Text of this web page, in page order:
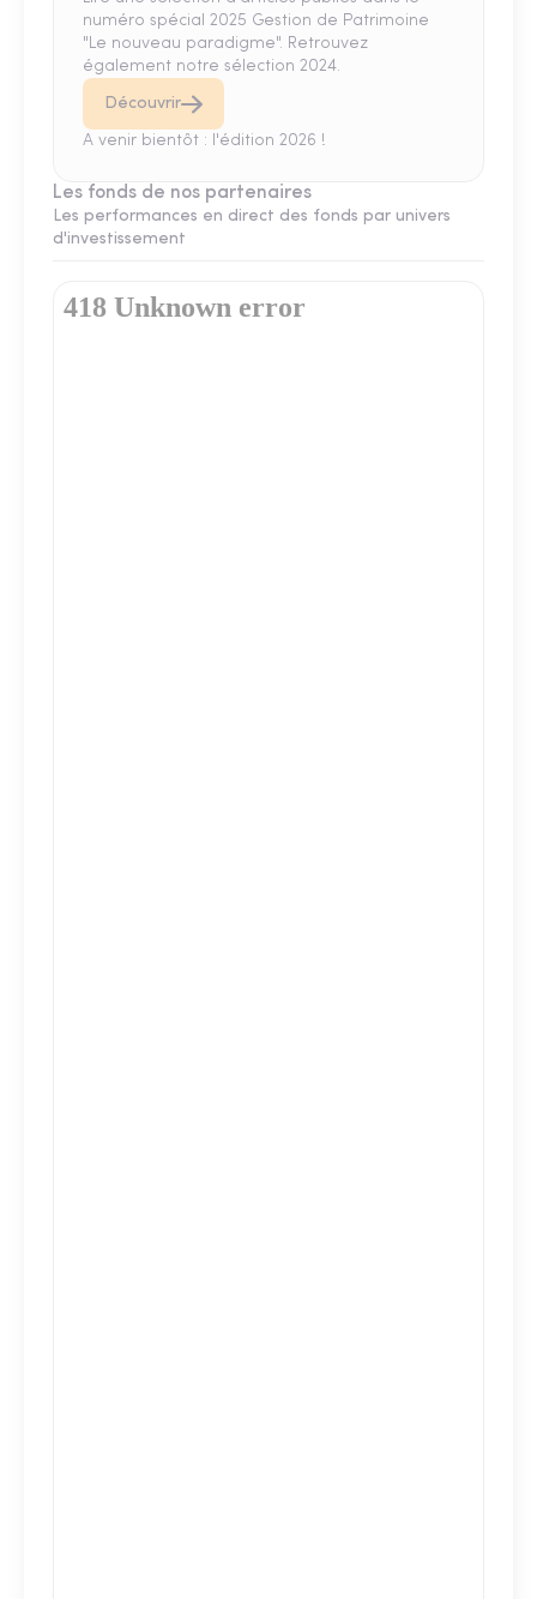
numéro spécial 2025 Gestion de Patrimoine
"Le nouveau paradigme". Retrouvez
également notre sélection 2024.
Découvrir
A venir bientôt : l'édition 2026 !
Les fonds de nos partenaires
Les performances en direct des fonds par univers
d'investissement